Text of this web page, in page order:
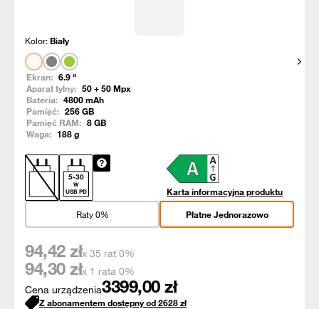
Kolor:Biały
Ekran: 6.9 "
Aparat tylny: 50 + 50Mpx
Bateria: 4800mAh
Pamięć: 256GB
Pamięć RAM: 8GB
Waga: 188g
5-30
W
USB PD
Karta informacyjna produktu
Płatne Jednorazowo
Raty 0%
Cena urządzenia3399,00 zł
94,42 złx 35 rat 0%
94,30 złx 1 rata 0%
Z abonamentem dostępny od2628zł